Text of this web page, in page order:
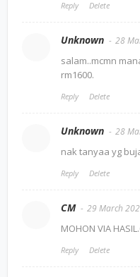
Reply Delete
Unknown 28
salam..mcmn
rm1600.
Reply Delete
Unknown 28
nak tanyaa yg
Reply Delete
CM 29 March
MOHON VIA
Reply Delete